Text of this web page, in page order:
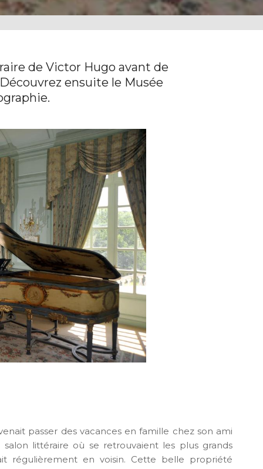
de Victor Hugo avant de
ensuite le Musée
passer des vacances en famille chez son ami
littéraire où se retrouvaient les plus grands
régulièrement en voisin. Cette belle propriété